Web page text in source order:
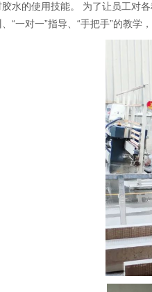
胶水的使用技能。 为了让员工对
、“一对一”指导、“手把手”的教学